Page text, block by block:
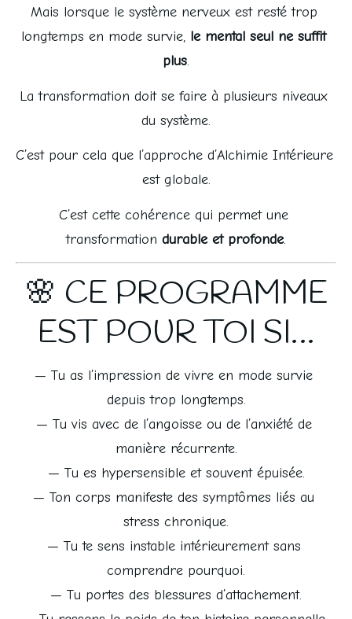
Mais lorsque le système nerveux est resté trop
longtemps en mode survie, le mental seul ne suffit
plus.
La transformation doit se faire à plusieurs niveaux
du système.
C’est pour cela que l’approche d’Alchimie Intérieure
est globale.
C’est cette cohérence qui permet une
transformation durable et profonde.
🌸 CE PROGRAMME
EST POUR TOI SI…
— Tu as l’impression de vivre en mode survie
depuis trop longtemps.
— Tu vis avec de l’angoisse ou de l’anxiété de
manière récurrente.
— Tu es hypersensible et souvent épuisée.
— Ton corps manifeste des symptômes liés au
stress chronique.
— Tu te sens instable intérieurement sans
comprendre pourquoi.
— Tu portes des blessures d’attachement.